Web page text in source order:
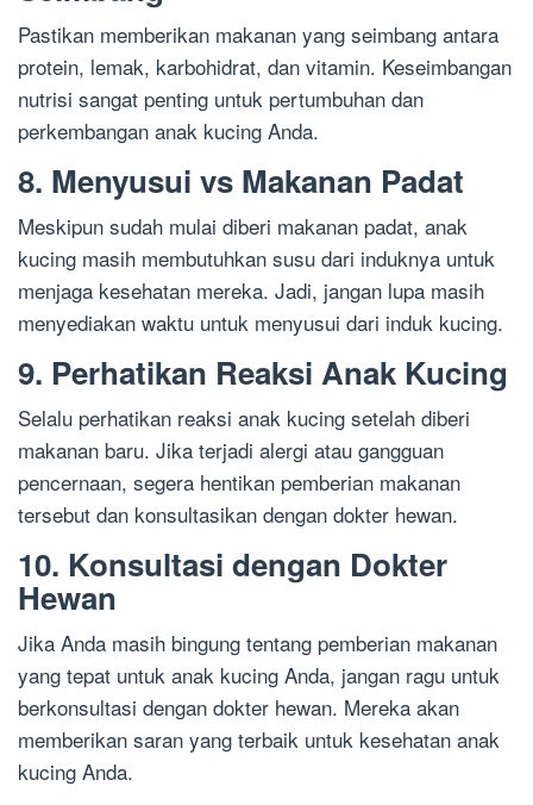
Pastikan memberikan makanan yang seimbang antara
protein, lemak, karbohidrat, dan vitamin. Keseimbangan
nutrisi sangat penting untuk pertumbuhan dan
perkembangan anak kucing Anda.
8. Menyusui vs Makanan Padat
Meskipun sudah mulai diberi makanan padat, anak
kucing masih membutuhkan susu dari induknya untuk
menjaga kesehatan mereka. Jadi, jangan lupa masih
menyediakan waktu untuk menyusui dari induk kucing.
9. Perhatikan Reaksi Anak Kucing
Selalu perhatikan reaksi anak kucing setelah diberi
makanan baru. Jika terjadi alergi atau gangguan
pencernaan, segera hentikan pemberian makanan
tersebut dan konsultasikan dengan dokter hewan.
10. Konsultasi dengan Dokter
Hewan
Jika Anda masih bingung tentang pemberian makanan
yang tepat untuk anak kucing Anda, jangan ragu untuk
berkonsultasi dengan dokter hewan. Mereka akan
memberikan saran yang terbaik untuk kesehatan anak
kucing Anda.